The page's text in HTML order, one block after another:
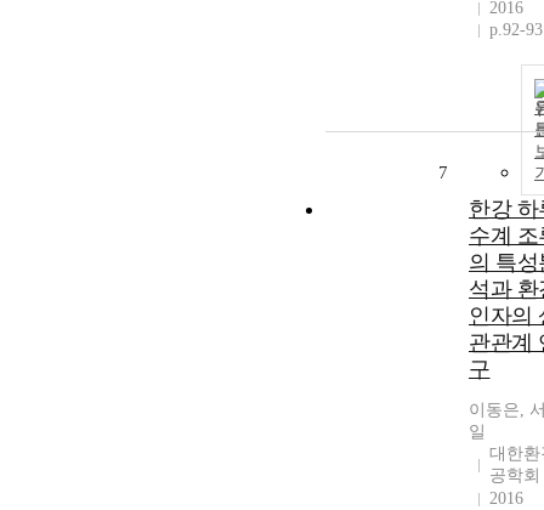
2016
p.92-93
7
한강 하
수계 조
의 특성
석과 환
인자의
관관계
구
이동은,
일
대한환
공학회
2016